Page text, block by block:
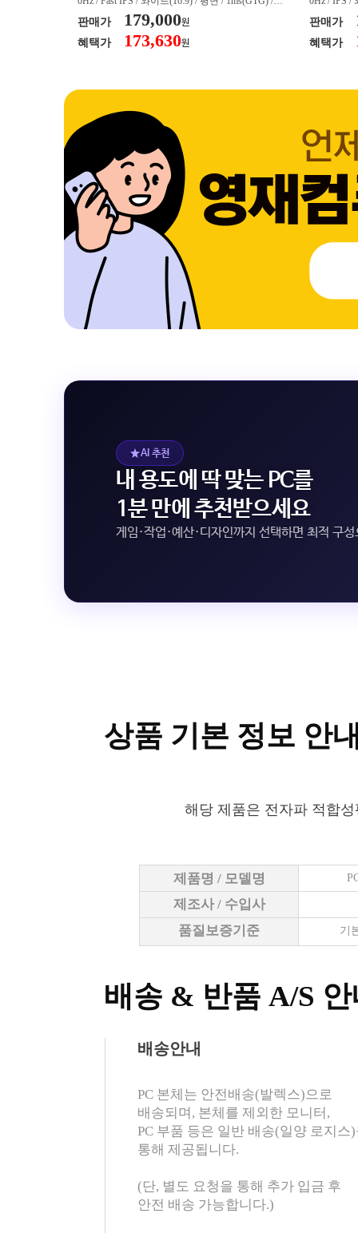
50nit / 1,000:1 / 헤드폰 아웃 / LED 조명 / 틸트(상
하) / 6kg / [색상영역] / sRGB:128% / Adobe RGB:8
5% / DCI-P3:91% / NTSC:90% / [게임특화] / 조준
판매가 179,000원
혜택가 173,630원
50nit /
하) / 4.9kg
80% / DCI-
판매가
혜택가
AI 추천
내 용도에 딱 맞는 PC를
1분 만에 추천받으세요
게임·작업·예산·디자인까지 선택하면 최적 구
배송 & 반품 A/S
PC 본체는 안전배송(발렉스)으로
배송되며, 본체를 제외한 모니터,
PC 부품 등은 일반 배송(일양 로지스
통해 제공됩니다.
(단, 별도 요청을 통해 추가 입금 후
안전 배송 가능합니다.)
배송안내
상품 기본 정보 안
해당 제품은 전자파 적합
제품명 / 모델명
제조사 / 수입사
품질보증기준
기